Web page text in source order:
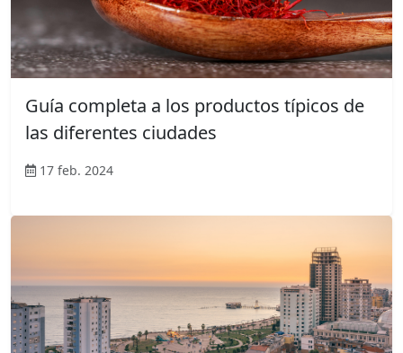
Guía completa a los productos típicos de
las diferentes ciudades
17 feb. 2024